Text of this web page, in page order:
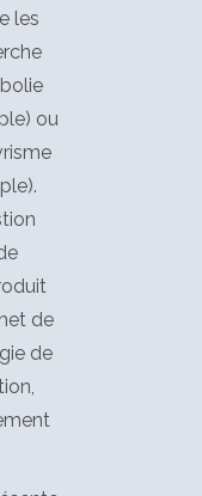
les
ou
de
de